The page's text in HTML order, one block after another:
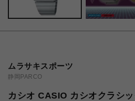
ムラサキスポーツ
静岡PARCO
カシオ CASIO カシオクラシ